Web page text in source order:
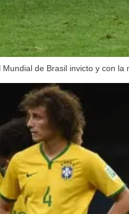
Mundial de Brasil invicto y con la